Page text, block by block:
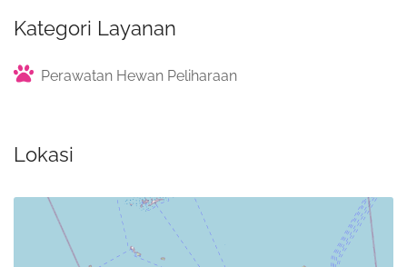
Kategori Layanan
Perawatan Hewan Peliharaan
Lokasi